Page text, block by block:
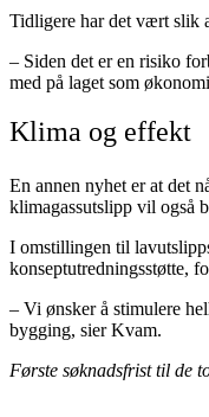
Tidligere har det vært slik
– Siden det er en risiko
med på laget som
Klima og effekt
En annen nyhet er at det
klimagassutslipp vil også
I omstillingen til
konseptutredningsstøtte,
– Vi ønsker å stimulere
bygging, sier Kvam.
Første søknadsfrist til de